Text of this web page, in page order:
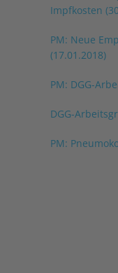
Impfkosten
PM: Neue
(17.01.2018)
PM: DGG-
DGG-
PM: